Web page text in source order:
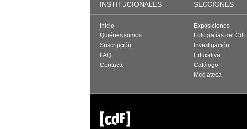
INSTITUCIONALES SECCIONES
Inicio
Quiénes somos
Suscripción
FAQ
Contacto
Exposiciones
Fotografías del CdF
Investigación
Educativa
Catálogo
Mediateca